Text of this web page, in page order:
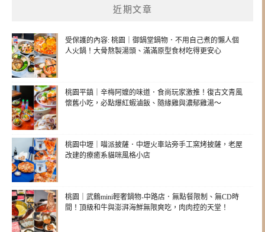
近期文章
受保護的內容: 桃園｜御鍋堂鍋物．不用自己煮的懶人個
人火鍋！大骨熬製湯頭、滿滿原型食材吃得更安心
桃園平鎮｜辛梅阿嬤的味道．食尚玩家激推！復古文青風
懷舊小吃，必點爆紅蝦滷飯、隨緣雞與濃郁雞湯～
桃園中壢｜喵派披薩．中壢火車站旁手工窯烤披薩，老屋
改建的療癒系貓咪風格小店
桃園｜武鶴mini輕奢鍋物-中路店．無點餐限制、無CD時
間！頂級和牛與澎湃海鮮無限爽吃，肉肉控的天堂！